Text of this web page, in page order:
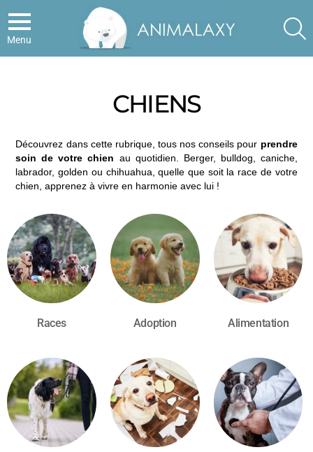
Menu
CHIENS
Découvrez dans cette rubrique, tous nos conseils pour prendre
soin de votre chien au quotidien. Berger, bulldog, caniche,
labrador, golden ou chihuahua, quelle que soit la race de votre
chien, apprenez à vivre en harmonie avec lui !
Races Adoption Alimentation